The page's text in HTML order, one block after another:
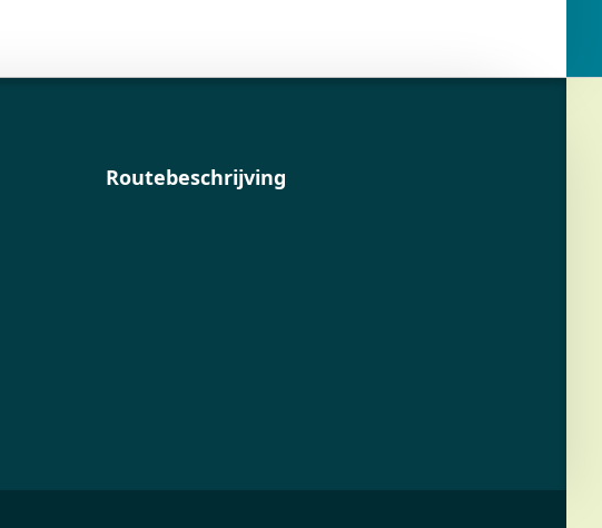
Routebeschrijving